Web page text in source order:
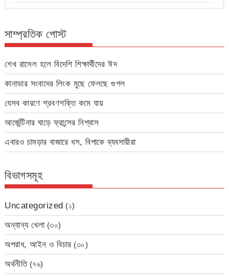
সাম্প্রতিক পোস্ট
শেখ রাসেল হলে বিদেশি শিক্ষার্থীদের ঈদ
কানাডার সংবাদের লিংক মুছে ফেলছে গুগল
যেসব কারণে শ্রবণশক্তি কমে যায়
আর্জেন্টিনার ঘাড়ে ফ্রান্সের নিশ্বাস
এবারও চামড়ার বাজারে ধস, বিপাকে ব্যবসায়ীরা
বিভাগসমূহ
Uncategorized (১)
অন্যান্য খেলা(৩০)
অপরাধ, আইন ও বিচার (৩০)
অর্থনীতি(৭৬)